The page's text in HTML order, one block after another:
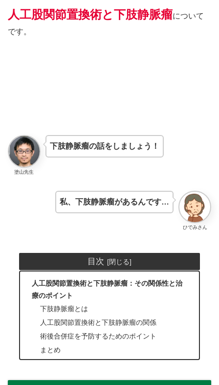
人工股関節置換術と下肢静脈瘤について
です。
塗山先生
下肢静脈瘤の話をしましょう！
ひでみさん
私、下肢静脈瘤があるんです…
目次
人工股関節置換術と下肢静脈瘤：その関係性と治
療のポイント
下肢静脈瘤とは
人工股関節置換術と下肢静脈瘤の関係
術後合併症を予防するためのポイント
まとめ